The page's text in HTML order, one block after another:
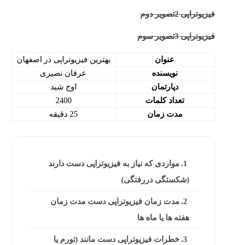
فیزیوتراپی 2تصویر دوم
فیزیوتراپی 3تصویر سوم
عنوان
بهترین فیزیوتراپی در اصفهان
نویسنده
عرفان نصیری
دپارتمان
اوج شید
تعداد کلمات
2400
مدت زمان
25 دقیقه
مواردی که نیاز به فیزیوتراپی دست دارند
(شکستگی دررفتگی)
مدت زمان فیزیوتراپی دست مدت زمان
هفته ها یا ماه ها
خطرات فیزیوتراپی دست مانند (تورم یا